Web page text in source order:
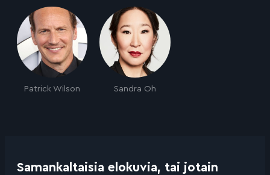
Patrick Wilson Sandra Oh
Samankaltaisia elokuvia, tai jotain